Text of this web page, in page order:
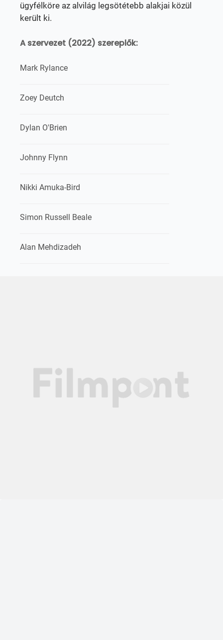
ügyfélköre az alvilág legsötétebb alakjai közül
került ki.
A szervezet (2022) szereplők:
Mark Rylance
Zoey Deutch
Dylan O'Brien
Johnny Flynn
Nikki Amuka-Bird
Simon Russell Beale
Alan Mehdizadeh